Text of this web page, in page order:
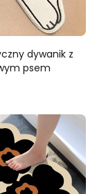
dywanik z
psem